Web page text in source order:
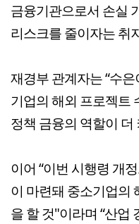
금융기관으로서 손실
리스크를 줄이자는 취
재경부 관계자는 “수
기업의 해외 프로젝트
정책 금융의 역할이
이어 “이번 시행령 개
이 마련돼 중소기업의
을 할 것"이라며 “산업